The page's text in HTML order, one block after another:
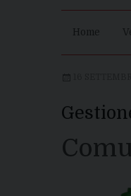
Home